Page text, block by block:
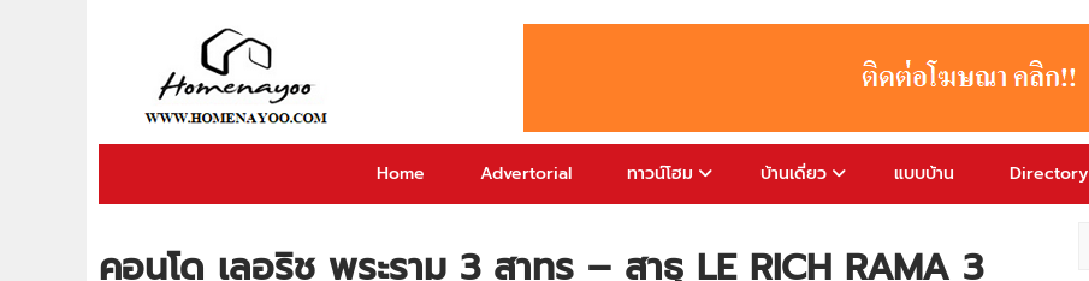
Home Advertorial ทาวน์โฮม บ้านเดี่ยว แบบบ้าน Directory
คอนโด เลอริช พระราม 3 สาทร – สาธุ LE RICH RAMA 3